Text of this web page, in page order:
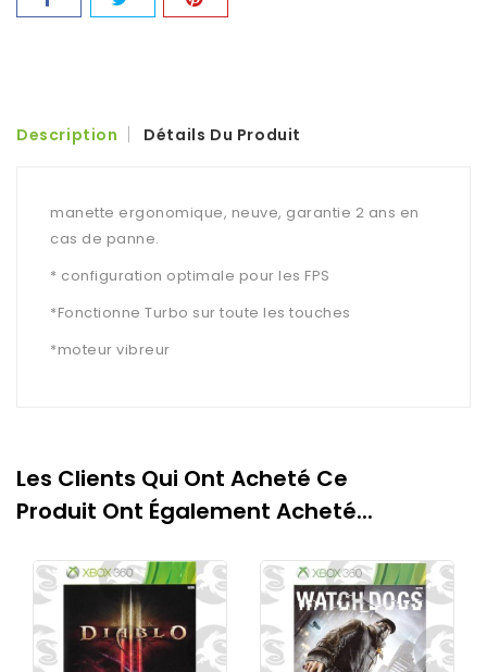
Description Détails Du Produit
manette ergonomique, neuve, garantie 2 ans en
cas de panne.
* configuration optimale pour les FPS
*Fonctionne Turbo sur toute les touches
*moteur vibreur
Les Clients Qui Ont Acheté Ce
Produit Ont Également Acheté...